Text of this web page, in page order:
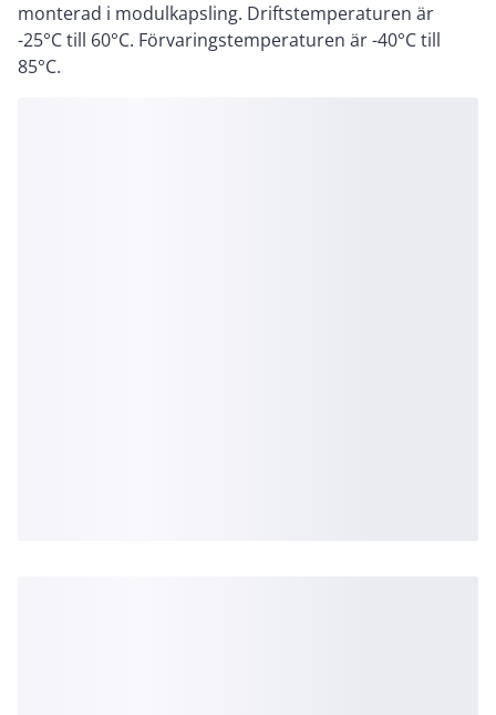
monterad i modulkapsling. Driftstemperaturen är
-25°C till 60°C. Förvaringstemperaturen är -40°C till
85°C.